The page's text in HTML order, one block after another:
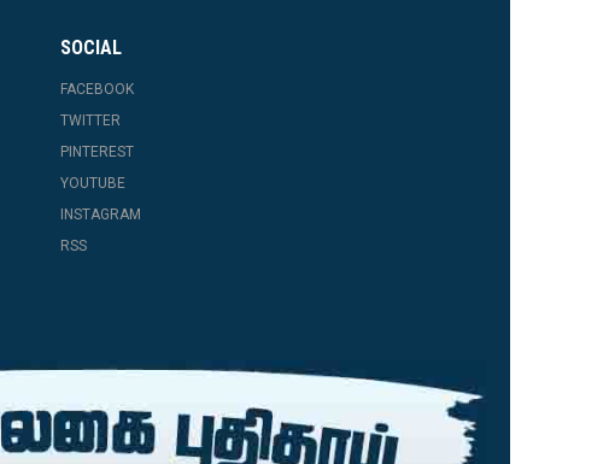
SOCIAL
FACEBOOK
TWITTER
PINTEREST
YOUTUBE
INSTAGRAM
RSS